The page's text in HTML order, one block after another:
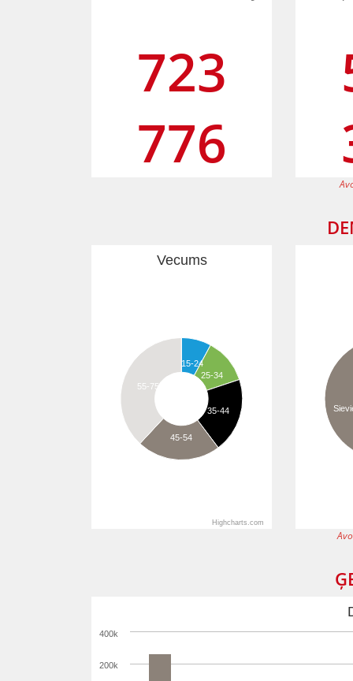
723
776
Vecums
15-24
25-34
35-44
45-54
55-75
Highcharts.com
200k
400k